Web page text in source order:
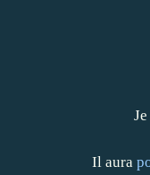
Il aura